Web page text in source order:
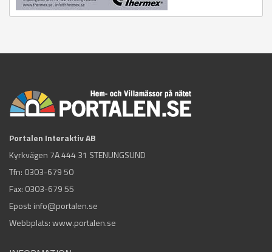
Portalen Interaktiv AB
Kyrkvägen 7A 444 31 STENUNGSUND
Tfn: 0303-679 50
Fax: 0303-679 55
Epost: info@portalen.se
Webbplats: www.portalen.se